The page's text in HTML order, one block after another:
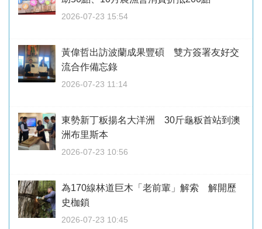
2026-07-23 15:54
黃偉哲出訪波蘭成果豐碩 雙方簽署友好交
流合作備忘錄
2026-07-23 11:14
東勢新丁粄揚名大洋洲 30斤龜粄首站到澳
洲布里斯本
2026-07-23 10:56
為170線林道巨木「老前輩」解索 解開歷
史枷鎖
2026-07-23 10:45